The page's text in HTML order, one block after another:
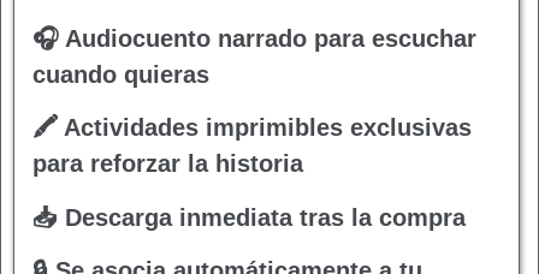
🎧 Audiocuento narrado para escuchar
cuando quieras
🖍 Actividades imprimibles exclusivas
para reforzar la historia
📥 Descarga inmediata tras la compra